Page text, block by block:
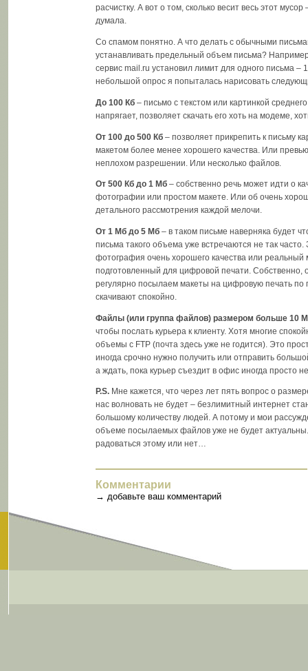
расчистку. А вот о том, сколько весит весь этот
думала.
Со спамом понятно. А что делать с обычными
устанавливать предельный объем письма?
сервис mail.ru установил лимит для одного письма –
небольшой опрос я попыталась нарисовать
До 100 Кб – письмо с текстом или картинкой
напрягает, позволяет скачать его хоть на модеме,
От 100 до 500 Кб – позволяет прикрепить к письму
макетом более менее хорошего качества. Или
неплохом разрешении. Или несколько файлов.
От 500 Кб до 1 Мб – собственно речь может идти о
фотографии или простом макете. Или об очень
детального рассмотрения каждой мелочи.
От 1 Мб до 5 Мб – в таком письме наверняка будет
письма такого объема уже встречаются не так
фотография очень хорошего качества или реальный
подготовленный для цифровой печати. Собственно,
регулярно посылаем макеты на цифровую печать по
скачивают спокойно.
Файлы (или группа файлов) размером больше 10
чтобы послать курьера к клиенту. Хотя многие
объемы с FTP (почта здесь уже не годится). Это
иногда срочно нужно получить или отправить
а ждать, пока курьер съездит в офис иногда просто
P.S. Мне кажется, что через лет пять вопрос о
нас волновать не будет – безлимитный интернет
большому количеству людей. А потому и мои
объеме посылаемых файлов уже не будет
радоваться этому или нет…
Комментарии
→ добавьте ваш комментарий